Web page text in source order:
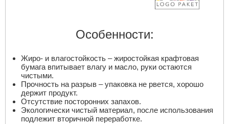
Особенности:
Жиро- и влагостойкость – жиростойкая крафтовая
бумага впитывает влагу и масло, руки остаются
чистыми.
Прочность на разрыв – упаковка не рвется, хорошо
держит продукт.
Отсутствие посторонних запахов.
Экологически чистый материал, после использования
подлежит вторичной переработке.